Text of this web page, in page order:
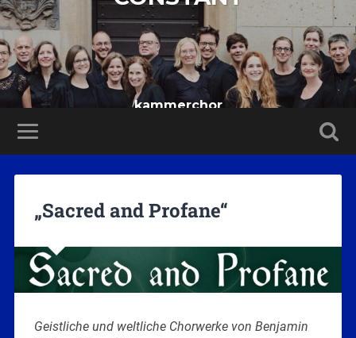
kammerchor
„Sacred and Profane“
Geistliche und weltliche Chorwerke von Benjamin